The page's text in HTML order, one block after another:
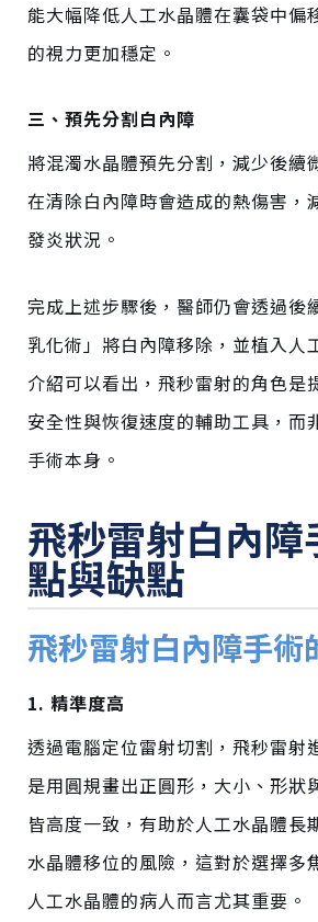
能大幅降低人工水晶體在囊袋中偏
的視力更加穩定。
三、預先分割白內障
將混濁水晶體預先分割，減少後續
在清除白內障時會造成的熱傷害，
發炎狀況。
完成上述步驟後，醫師仍會透過後
乳化術」將白內障移除，並植入人
介紹可以看出， 飛秒雷射的角色是
安全性與恢復速度的輔助工具，而
手術本身。
飛秒雷射白內障
點與缺點
飛秒雷射白內障手術
1. 精準度高
透過電腦定位雷射切割，飛秒雷射
是用圓規畫出正圓形，大小、形狀
皆高度一致，有助於人工水晶體長
水晶體移位的風險 ， 這對於選擇多
人工水晶體的病人而言尤其重要。